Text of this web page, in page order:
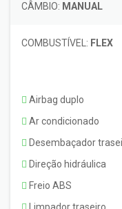
CÂMBIO: MANUAL
COMBUSTÍVEL: FLEX
Airbag duplo
Ar condicionado
Desembaçador
Direção hidráulica
Freio ABS